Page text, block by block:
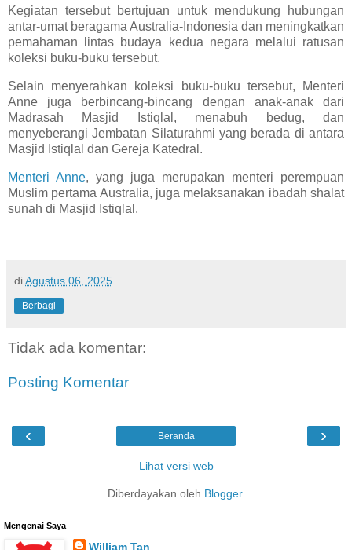
Kegiatan tersebut bertujuan untuk mendukung hubungan
antar-umat beragama Australia-Indonesia dan meningkatkan
pemahaman lintas budaya kedua negara melalui ratusan
koleksi buku-buku tersebut.
Selain menyerahkan koleksi buku-buku tersebut, Menteri
Anne juga berbincang-bincang dengan anak-anak dari
Madrasah Masjid Istiqlal, menabuh bedug, dan
menyeberangi Jembatan Silaturahmi yang berada di antara
Masjid Istiqlal dan Gereja Katedral.
Menteri Anne, yang juga merupakan menteri perempuan
Muslim pertama Australia, juga melaksanakan ibadah shalat
sunah di Masjid Istiqlal.
diAgustus 06, 2025
Berbagi
Tidak ada komentar:
Posting Komentar
‹ ›
Beranda
Lihat versi web
Diberdayakan oleh Blogger.
Mengenai Saya
William Tan